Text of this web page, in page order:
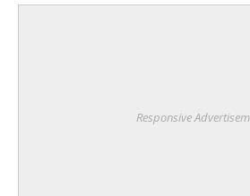
Responsive